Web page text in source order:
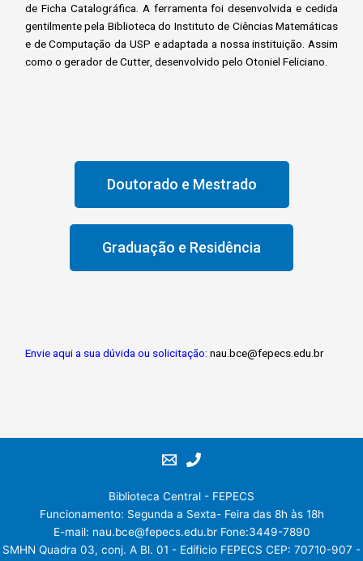
de Ficha Catalográfica. A ferramenta foi desenvolvida e cedida
gentilmente pela Biblioteca do Instituto de Ciências Matemáticas
e de Computação da USP e adaptada a nossa instituição. Assim
como o gerador de Cutter, desenvolvido pelo Otoniel Feliciano.
Doutorado e Mestrado
Graduação e Residência
Envie aqui a sua dúvida ou solicitação:nau.bce@fepecs.edu.br
Biblioteca Central - FEPECS
Funcionamento: Segunda a Sexta- Feira das 8h às 18h
E-mail: nau.bce@fepecs.edu.br Fone:3449-7890
SMHN Quadra 03, conj. A Bl. 01 - Edíficio FEPECS CEP: 70710-907 -